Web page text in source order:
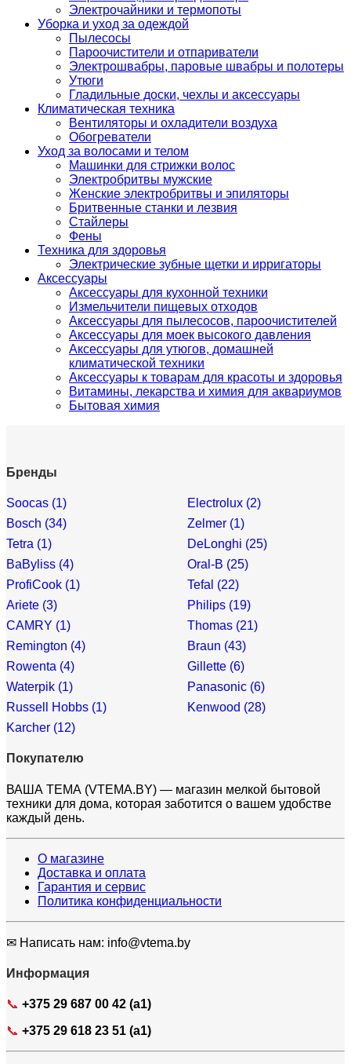
Электрочайники и термопоты
Уборка и уход за одеждой
Пылесосы
Пароочистители и отпариватели
Электрошвабры, паровые швабры и полотеры
Утюги
Гладильные доски, чехлы и аксессуары
Климатическая техника
Вентиляторы и охладители воздуха
Обогреватели
Уход за волосами и телом
Машинки для стрижки волос
Электробритвы мужские
Женские электробритвы и эпиляторы
Бритвенные станки и лезвия
Стайлеры
Фены
Техника для здоровья
Электрические зубные щетки и ирригаторы
Аксессуары
Аксессуары для кухонной техники
Измельчители пищевых отходов
Аксессуары для пылесосов, пароочистителей
Аксессуары для моек высокого давления
Аксессуары для утюгов, домашней
климатической техники
Аксессуары к товарам для красоты и здоровья
Витамины, лекарства и химия для аквариумов
Бытовая химия
Бренды
Soocas (1)
Electrolux (2)
Bosch (34)
Zelmer (1)
Tetra (1)
DeLonghi (25)
BaByliss (4)
Oral-B (25)
ProfiCook (1)
Tefal (22)
Ariete (3)
Philips (19)
CAMRY (1)
Thomas (21)
Remington (4)
Braun (43)
Rowenta (4)
Gillette (6)
Waterpik (1)
Panasonic (6)
Russell Hobbs (1)
Kenwood (28)
Karcher (12)
Покупателю
ВАША ТЕМА (VTEMA.BY) — магазин мелкой бытовой
техники для дома, которая заботится о вашем удобстве
каждый день.
О магазине
Доставка и оплата
Гарантия и сервис
Политика конфиденциальности
✉ Написать нам: info@vtema.by
Информация
📞 +375 29 687 00 42 (a1)
📞 +375 29 618 23 51 (a1)